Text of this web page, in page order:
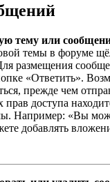
тему или
темы в форуме
размещения
«Ответить».
прежде чем
доступа
Например: «Вы
добавлять